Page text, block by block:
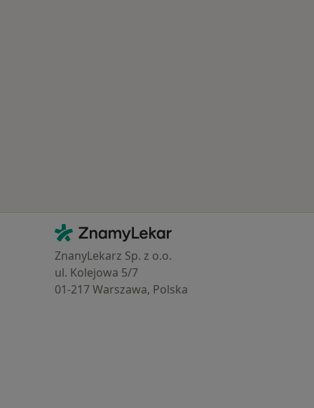
Kontakt
ZnamyLekar - Hlavní stránka
ZnanyLekarz Sp. z o.o.
ul. Kolejowa 5/7
01-217 Warszawa, Polska